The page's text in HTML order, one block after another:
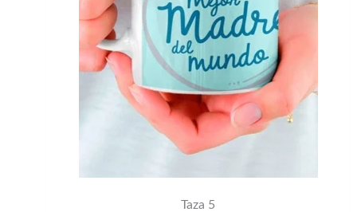
Taza 5